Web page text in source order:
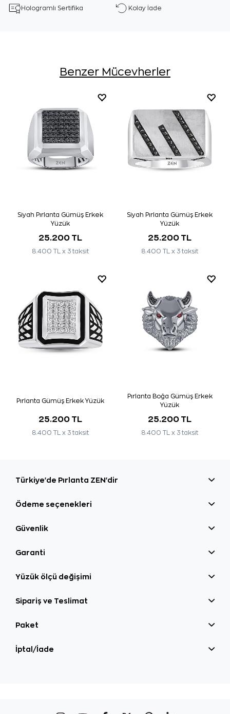
Hologramlı Sertifika Kolay İade
Benzer Mücevherler
Siyah Pırlanta Gümüş Erkek
Yüzük
25.200 TL
8.400 TL x 3 taksit
Siyah Pırlanta Gümüş Erkek
Yüzük
25.200 TL
8.400 TL x 3 taksit
Pırlanta Gümüş Erkek Yüzük
25.200 TL
8.400 TL x 3 taksit
Pırlanta Boğa Gümüş Erkek
Yüzük
25.200 TL
8.400 TL x 3 taksit
Türkiye'de Pırlanta ZEN'dir
Ödeme seçenekleri
Güvenlik
Garanti
Yüzük ölçü değişimi
Sipariş ve Teslimat
Paket
İptal/İade